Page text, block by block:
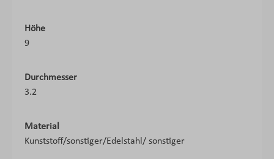
Höhe
9
Durchmesser
3.2
Material
Kunststoff/sonstiger/Edelstahl/ sonstiger